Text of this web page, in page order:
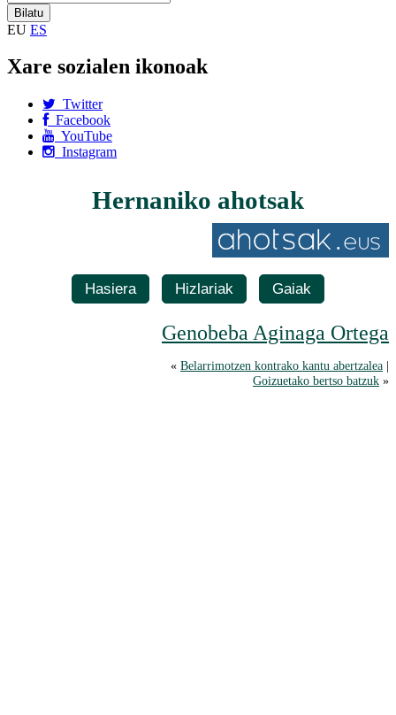
EU ES
Xare sozialen ikonoak
Twitter
Facebook
YouTube
Instagram
Hernaniko ahotsak
Hasiera Hizlariak Gaiak
Genobeba Aginaga Ortega
« Belarrimotzen kontrako kantu abertzalea |
Goizuetako bertso batzuk »